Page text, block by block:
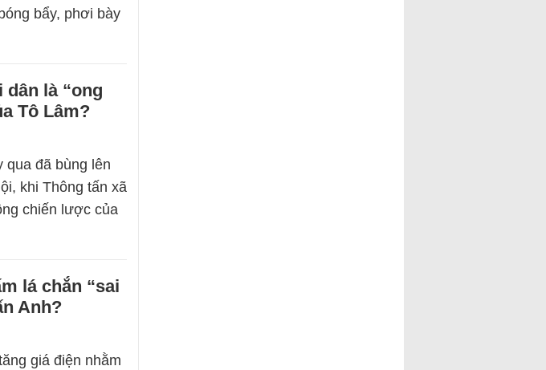
bẩy, phơi bày
là “ong
Tô Lâm?
qua đã bùng lên
khi Thông tấn xã
chiến lược của
lá chắn “sai
Anh?
giá điện nhằm